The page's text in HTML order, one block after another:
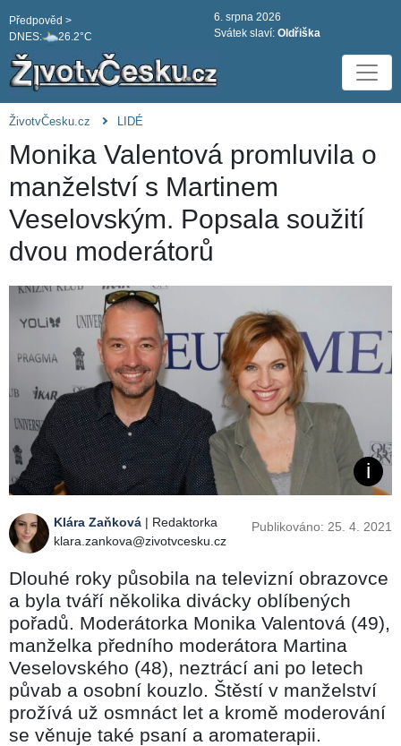
DNES: 26.2°C
Předpověd >
6. srpna 2026
Svátek slaví: Oldřiška
ŽivotvČesku.cz LIDÉ
Monika Valentová promluvila o
manželství s Martinem
Veselovským. Popsala soužití
dvou moderátorů
Klára Zaňková | Redaktorka
klara.zankova@zivotvcesku.cz
Publikováno: 25. 4. 2021
Dlouhé roky působila na televizní obrazovce
a byla tváří několika divácky oblíbených
pořadů. Moderátorka Monika Valentová (49),
manželka předního moderátora Martina
Veselovského (48), neztrácí ani po letech
půvab a osobní kouzlo. Štěstí v manželství
prožívá už osmnáct let a kromě moderování
se věnuje také psaní a aromaterapii.